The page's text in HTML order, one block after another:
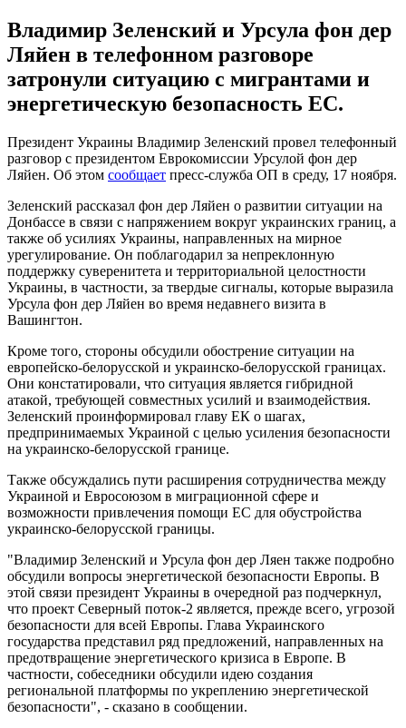
Владимир Зеленский и Урсула фон дер
Ляйен в телефонном разговоре
затронули ситуацию с мигрантами и
энергетическую безопасность ЕС.
Президент Украины Владимир Зеленский провел телефонный
разговор с президентом Еврокомиссии Урсулой фон дер
Ляйен. Об этом сообщает пресс-служба ОП в среду, 17 ноября.
Зеленский рассказал фон дер Ляйен о развитии ситуации на
Донбассе в связи с напряжением вокруг украинских границ, а
также об усилиях Украины, направленных на мирное
урегулирование. Он поблагодарил за непреклонную
поддержку суверенитета и территориальной целостности
Украины, в частности, за твердые сигналы, которые выразила
Урсула фон дер Ляйен во время недавнего визита в
Вашингтон.
Кроме того, стороны обсудили обострение ситуации на
европейско-белорусской и украинско-белорусской границах.
Они констатировали, что ситуация является гибридной
атакой, требующей совместных усилий и взаимодействия.
Зеленский проинформировал главу ЕК о шагах,
предпринимаемых Украиной с целью усиления безопасности
на украинско-белорусской границе.
Также обсуждались пути расширения сотрудничества между
Украиной и Евросоюзом в миграционной сфере и
возможности привлечения помощи ЕС для обустройства
украинско-белорусской границы.
"Владимир Зеленский и Урсула фон дер Ляен также подробно
обсудили вопросы энергетической безопасности Европы. В
этой связи президент Украины в очередной раз подчеркнул,
что проект Северный поток-2 является, прежде всего, угрозой
безопасности для всей Европы. Глава Украинского
государства представил ряд предложений, направленных на
предотвращение энергетического кризиса в Европе. В
частности, собеседники обсудили идею создания
региональной платформы по укреплению энергетической
безопасности", - сказано в сообщении.